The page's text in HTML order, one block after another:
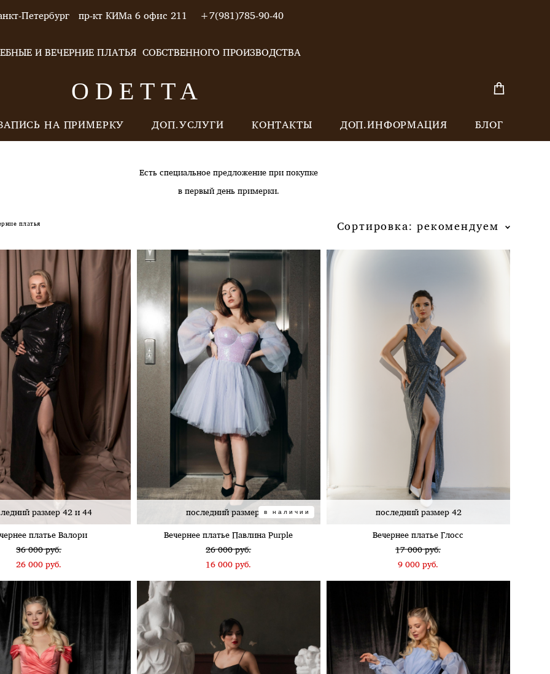
Петербург пр-кт КИМа 6 офис 211 +7(981)785-90-40
И ВЕЧЕРНИЕ ПЛАТЬЯ СОБСТВЕННОГО ПРОИЗВОДСТВА
ODETTA
НА ПРИМЕРКУ ДОП.УСЛУГИ КОНТАКТЫ ДОП.ИНФОРМАЦИЯ БЛОГ
Есть специальное предложение при покупке
в первый день примерки.
платья Сортировка: рекомендуем
размер 42 и 44
платье Валори
36 000 pуб.
26 000 pуб.
в наличии
последний размер 42
Вечернее платье Павлина Purple
26 000 pуб.
16 000 pуб.
последний размер 42
Вечернее платье Глосс
17 000 pуб.
9 000 pуб.